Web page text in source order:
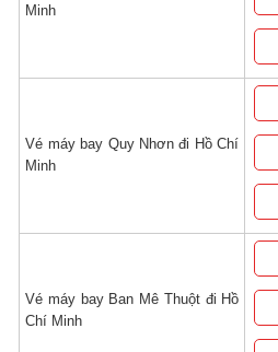
Minh
Vé máy bay Quy Nhơn đi Hồ Chí
Minh
Vé máy bay Ban Mê Thuột đi Hồ
Chí Minh